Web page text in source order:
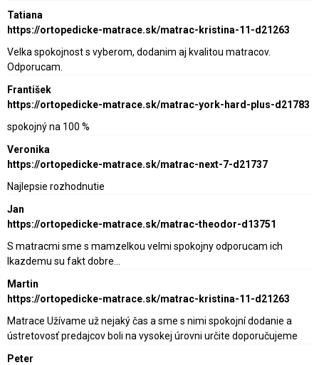
Tatiana
https://ortopedicke-matrace.sk/matrac-kristina-11-d21263
Velka spokojnost s vyberom, dodanim aj kvalitou matracov.
Odporucam.
František
https://ortopedicke-matrace.sk/matrac-york-hard-plus-d21783
spokojný na 100 %
Veronika
https://ortopedicke-matrace.sk/matrac-next-7-d21737
Najlepsie rozhodnutie
Jan
https://ortopedicke-matrace.sk/matrac-theodor-d13751
S matracmi sme s mamzelkou velmi spokojny odporucam ich
lkazdemu su fakt dobre…
Martin
https://ortopedicke-matrace.sk/matrac-kristina-11-d21263
Matrace Užívame už nejaký čas a sme s nimi spokojní dodanie a
ústretovosť predajcov boli na vysokej úrovni určite doporučujeme
Peter